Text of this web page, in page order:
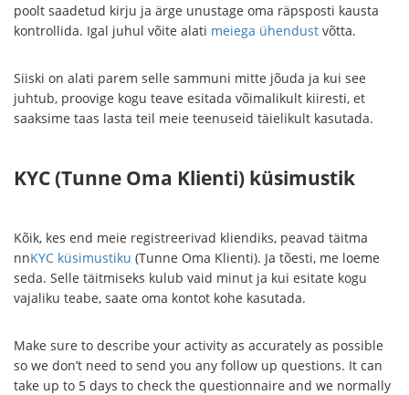
poolt saadetud kirju ja ärge unustage oma räpsposti kausta
kontrollida. Igal juhul võite alati meiega ühendust võtta.
Siiski on alati parem selle sammuni mitte jõuda ja kui see
juhtub, proovige kogu teave esitada võimalikult kiiresti, et
saaksime taas lasta teil meie teenuseid täielikult kasutada.
KYC (Tunne Oma Klienti) küsimustik
Kõik, kes end meie registreerivad kliendiks, peavad täitma
nnKYC küsimustiku (Tunne Oma Klienti). Ja tõesti, me loeme
seda. Selle täitmiseks kulub vaid minut ja kui esitate kogu
vajaliku teabe, saate oma kontot kohe kasutada.
Make sure to describe your activity as accurately as possible
so we don’t need to send you any follow up questions. It can
take up to 5 days to check the questionnaire and we normally